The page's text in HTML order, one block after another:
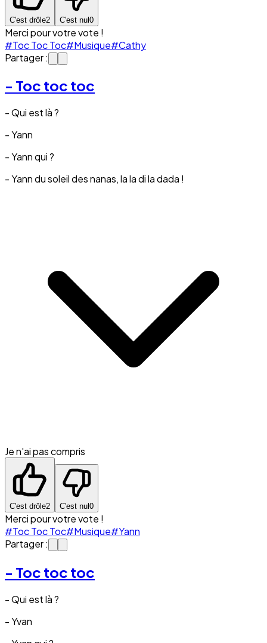
C'est drôle2 C'est nul0
Merci pour votre vote !
#Toc Toc Toc#Musique#Cathy
Partager :
- Toc toc toc
- Qui est là ?
- Yann
- Yann qui ?
- Yann du soleil des nanas, la la di la dada !
Je n'ai pas compris
C'est drôle2 C'est nul 0
Merci pour votre vote !
#Toc Toc Toc#Musique#Yann
Partager :
- Toc toc toc
- Qui est là ?
- Yvan